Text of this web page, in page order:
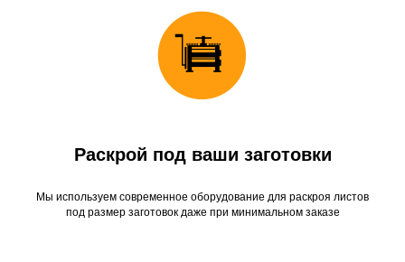
Раскрой под ваши заготовки
Мы используем современное оборудование для раскроя листов
под размер заготовок даже при минимальном заказе